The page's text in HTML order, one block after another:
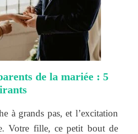
de la mariée : 5
à grands pas, et l’excitation
Votre fille, ce petit bout de